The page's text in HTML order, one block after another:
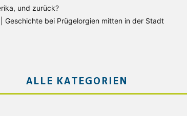
und zurück?
Geschichte bei Prügelorgien mitten in der Stadt
ALLE KATEGORIEN